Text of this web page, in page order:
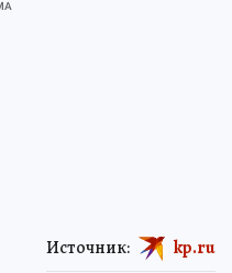
Источник: kp.ru